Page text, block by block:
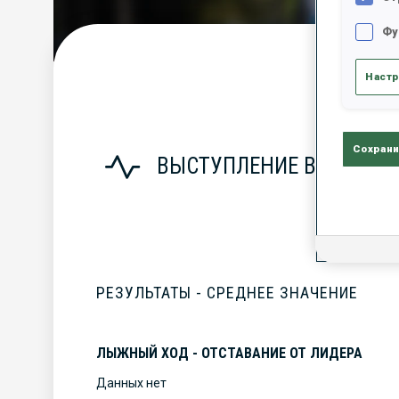
ВЫСТУПЛЕНИЕ В СЕЗОНЕ
РЕЗУЛЬТАТЫ - СРЕДНЕЕ ЗНАЧЕНИЕ
ЛЫЖНЫЙ ХОД - ОТСТАВАНИЕ ОТ ЛИДЕРА
Данных нет